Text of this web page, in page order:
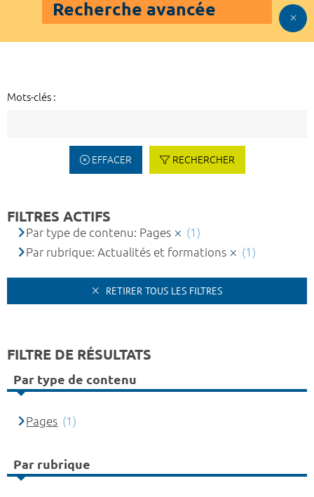
Recherche avancée
Mots-clés :
EFFACER RECHERCHER
FILTRES ACTIFS
Par type de contenu: Pages
(1)
Par rubrique: Actualités et formations
(1)
RETIRER TOUS LES FILTRES
FILTRE DE RÉSULTATS
Par type de contenu
Pages (1)
Par rubrique